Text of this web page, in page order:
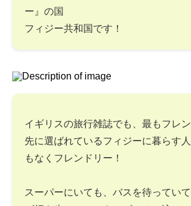
ー』の国
フィジー共和国です！
イギリスの旅行雑誌でも、最もフレ
先に選ばれているフィジーに暮らす
もなくフレンドリー！
スーパーにいても、バスを待ってい